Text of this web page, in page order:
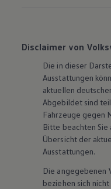
Disclaimer von
Die in dieser
Ausstattungen
aktuellen
Abgebildet sind
Fahrzeuge gegen
Bitte beachten Sie
Übersicht der
Ausstattungen.
Die angegebenen
beziehen sich